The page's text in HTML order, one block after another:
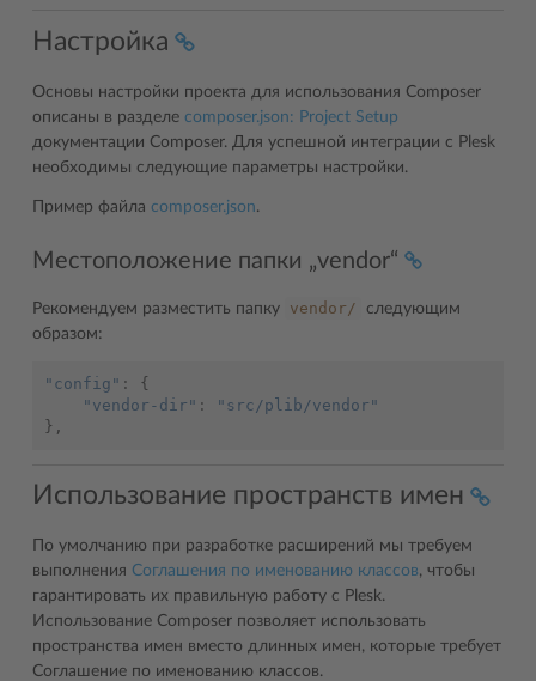
Настройка
Основы настройки проекта для использования Composer
описаны в разделе composer.json: Project Setup
документации Composer. Для успешной интеграции с Plesk
необходимы следующие параметры настройки.
Пример файла composer.json.
Местоположение папки „vendor“
Рекомендуем разместить папку vendor/
следующим
образом:
"config" :
{
"vendor-dir" :
"src/plib/vendor"
},
Использование пространств имен
По умолчанию при разработке расширений мы требуем
выполнения Соглашения по именованию классов, чтобы
гарантировать их правильную работу с Plesk.
Использование Composer позволяет использовать
пространства имен вместо длинных имен, которые требует
Соглашение по именованию классов.